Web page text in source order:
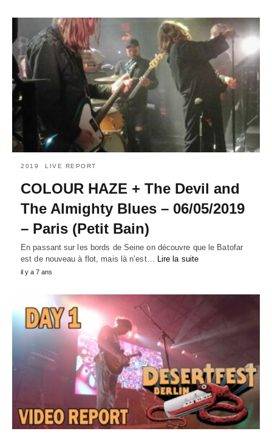
2019 LIVE REPORT
COLOUR HAZE + The Devil and
The Almighty Blues – 06/05/2019
– Paris (Petit Bain)
En passant sur les bords de Seine on découvre que le Batofar
est de nouveau à flot, mais là n’est… Lire la suite
il y a 7 ans